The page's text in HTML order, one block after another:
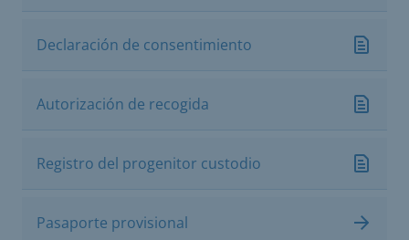
Declaración de consentimiento
Autorización de recogida
Registro del progenitor custodio
Pasaporte provisional